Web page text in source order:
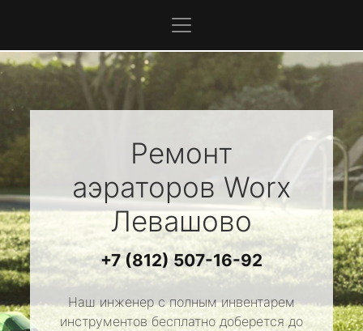
Ремонт
аэраторов Worx
Левашово
+7 (812) 507-16-92
Наш инженер с полным инвентарем
инструментов бесплатно доберется до